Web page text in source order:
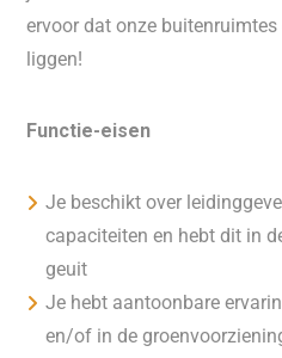
ervoor dat onze buitenruimtes
liggen!
Functie-eisen
Je beschikt over
capaciteiten en hebt dit in
geuit
Je hebt aantoonbare
en/of in de